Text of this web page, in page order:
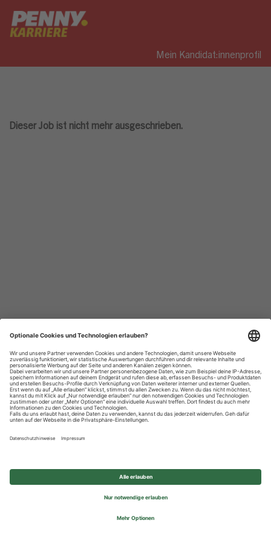
Mein Kandidat:innenprofil
Dieser Job ist nicht mehr ausgeschrieben.
Datenschutzhinweise
Impressum
Privatsphäre-Einstellungen
© 2026 REWE Group - All rights reserved